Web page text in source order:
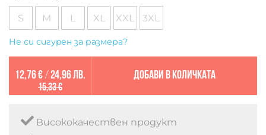
S M L XL XXL 3XL
Не си сигурен за размера?
12,76 €/ 24,96 лв.
15,33 €
Добави в количката
Висококачествен продукт